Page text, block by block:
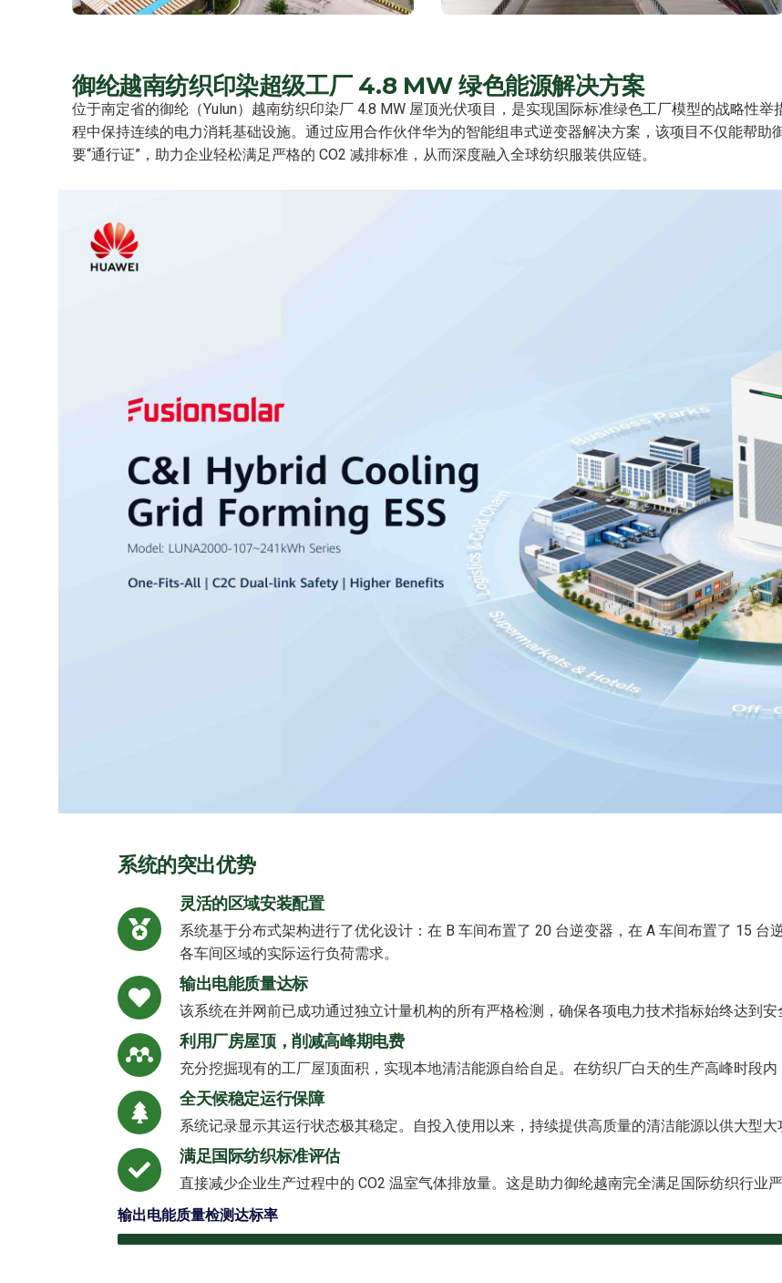
御纶越南纺织印染超级工厂 4.8 MW 绿色能源解决方案
位于南定省的御纶（Yulun）越南纺织印染厂 4.8 MW 屋顶光伏项目，是实现国际标准绿色工厂模型的战略性
程中保持连续的电力消耗基础设施。通过应用合作伙伴华为的智能组串式逆变器解决方案，该项目不仅能帮
要“通行证”，助力企业轻松满足严格的 CO2 减排标准，从而深度融入全球纺织服装供应链。
系统的突出优势
灵活的区域安装配置
系统基于分布式架构进行了优化设计：在 B 车间布置了 20 台逆变器，在 A 车间布置了 15
各车间区域的实际运行负荷需求。
输出电能质量达标
该系统在并网前已成功通过独立计量机构的所有严格检测，确保各项电力技术指标始终达到安
利用厂房屋顶，削减高峰期电费
充分挖掘现有的工厂屋顶面积，实现本地清洁能源自给自足。在纺织厂白天的生产高峰时段
全天候稳定运行保障
系统记录显示其运行状态极其稳定。自投入使用以来，持续提供高质量的清洁能源以供大型大
满足国际纺织标准评估
直接减少企业生产过程中的 CO2 温室气体排放量。这是助力御纶越南完全满足国际纺织行业
输出电能质量检测达标率